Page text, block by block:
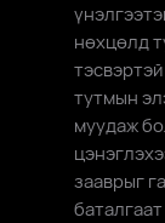
нөхцөлд
тутмын
муудаж
зааврыг